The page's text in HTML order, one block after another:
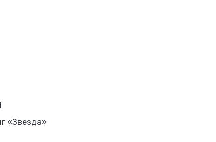
«Звезда»